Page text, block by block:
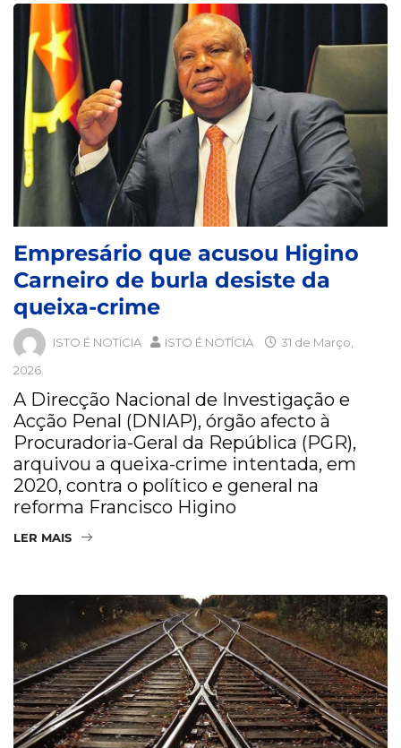
Empresário que acusou Higino
Carneiro de burla desiste da
queixa-crime
ISTO É NOTÍCIA ISTO É NOTÍCIA
31 de Março,
2026
A Direcção Nacional de Investigação e
Acção Penal (DNIAP), órgão afecto à
Procuradoria-Geral da República (PGR),
arquivou a queixa-crime intentada, em
2020, contra o político e general na
reforma Francisco Higino
LER MAIS